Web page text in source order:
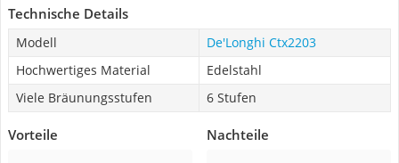
Technische Details
Modell
De'Longhi Ctx2203
Hochwertiges Material
Edelstahl
Viele Bräunungsstufen
6 Stufen
Vorteile Nachteile